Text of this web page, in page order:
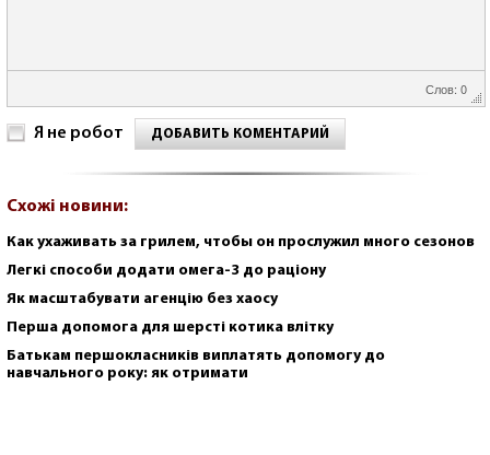
Слов: 0
Я не робот ДОБАВИТЬ КОМЕНТАРИЙ
Схожі новини:
Как ухаживать за грилем, чтобы он прослужил много сезонов
Легкі способи додати омега-3 до раціону
Як масштабувати агенцію без хаосу
Перша допомога для шерсті котика влітку
Батькам першокласників виплатять допомогу до
навчального року: як отримати